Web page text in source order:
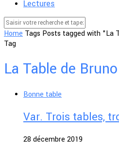
Lectures
Home Tags Posts tagged with "La
Tag
La Table de Bruno
Bonne table
Var. Trois tables,
28 décembre 2019